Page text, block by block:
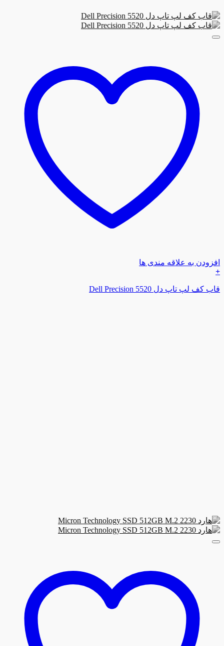
افزودن به علاقه مندی ها
+
قاب کف لپ تاپ دل Dell Precision 5520